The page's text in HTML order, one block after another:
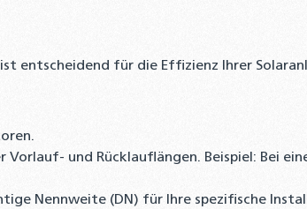
entscheidend für die Effizienz Ihrer
Vorlauf- und Rücklauflängen. Beispiel: Bei
Nennweite (DN) für Ihre spezifische